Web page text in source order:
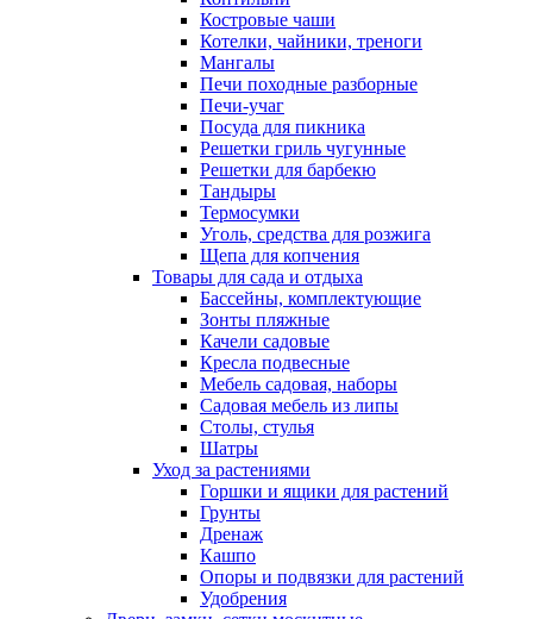
Костровые чаши
Котелки, чайники, треноги
Мангалы
Печи походные разборные
Печи-учаг
Посуда для пикника
Решетки гриль чугунные
Решетки для барбекю
Тандыры
Термосумки
Уголь, средства для розжига
Щепа для копчения
Товары для сада и отдыха
Бассейны, комплектующие
Зонты пляжные
Качели садовые
Кресла подвесные
Мебель садовая, наборы
Садовая мебель из липы
Столы, стулья
Шатры
Уход за растениями
Горшки и ящики для растений
Грунты
Дренаж
Кашпо
Опоры и подвязки для растений
Удобрения